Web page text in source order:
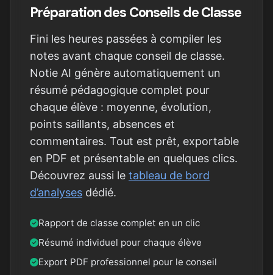
Préparation des Conseils de Classe
Fini les heures passées à compiler les
notes avant chaque conseil de classe.
Notie AI génère automatiquement un
résumé pédagogique complet pour
chaque élève : moyenne, évolution,
points saillants, absences et
commentaires. Tout est prêt, exportable
en PDF et présentable en quelques clics.
Découvrez aussi le tableau de bord
d’analyses dédié.
Rapport de classe complet en un clic
Résumé individuel pour chaque élève
Export PDF professionnel pour le conseil